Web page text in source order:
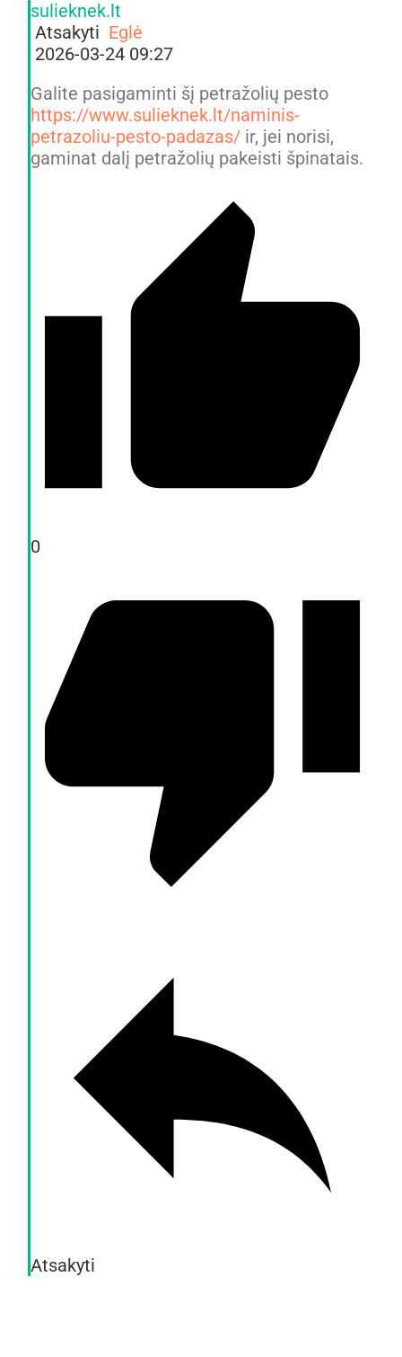
sulieknek.lt
Atsakyti Eglė
2026-03-24 09:27
Galite pasigaminti šį petražolių pesto
https://www.sulieknek.lt/naminis-
petrazoliu-pesto-padazas/ ir, jei norisi,
gaminat dalį petražolių pakeisti špinatais.
0
Atsakyti